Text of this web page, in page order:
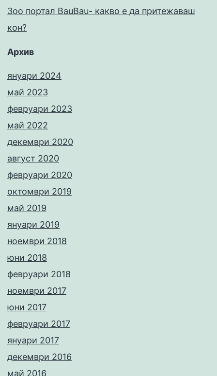
Зоо портал BauBau- какво е да притежаваш
кон?
Архив
януари 2024
май 2023
февруари 2023
май 2022
декември 2020
август 2020
февруари 2020
октомври 2019
май 2019
януари 2019
ноември 2018
юни 2018
февруари 2018
ноември 2017
юни 2017
февруари 2017
януари 2017
декември 2016
май 2016